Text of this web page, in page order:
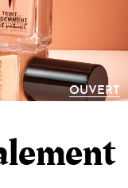
OUVERT